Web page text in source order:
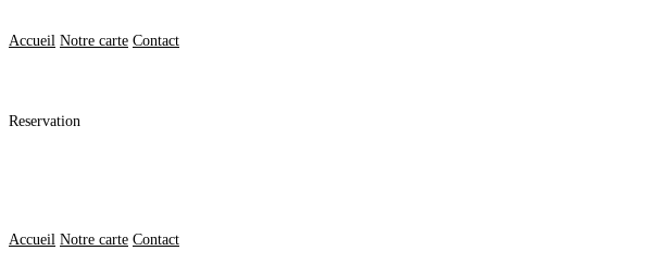
Accueil Notre carte Contact
Reservation
Accueil Notre carte Contact